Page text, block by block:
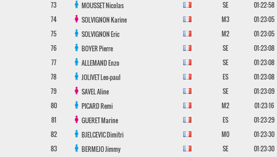
73
MOUSSETNicolas SE
01:22:58
74
SOLVIGNONKarine M3
01:23:05
75
SOLVIGNONEric M2
01:23:05
76
BOYERPierre SE
01:23:08
77
ALLEMANDEnzo SE
01:23:08
78
JOLIVETLeo-paul ES
01:23:08
79
SAVELAline SE 01:23:09
80
PICARDRemi M2 01:23:16
81
GUERETMarine ES 01:23:29
82
BJELCEVICDimitri M0 01:23:30
83
BERMEJOJimmy SE
01:23:30